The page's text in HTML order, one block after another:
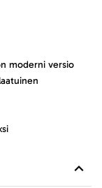
moderni versio